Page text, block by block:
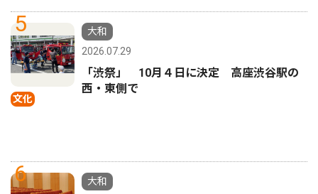
5
文化
大和
2026.07.29
「渋祭」 10月４日に決定 高座渋谷駅の
西・東側で
6
大和